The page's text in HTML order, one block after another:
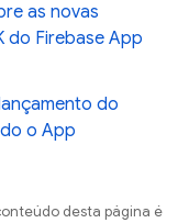
as novas
do Firebase App
do
o App
desta página é